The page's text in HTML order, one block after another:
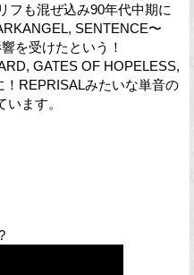
フも混ぜ込み90年代中期に
SENTENCE〜
を受けたという！
GATES OF HOPELESS,
！REPRISALみたいな単音の
ます。